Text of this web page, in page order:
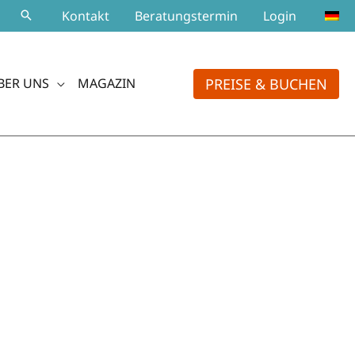
Kontakt Beratungstermin Login
UNS MAGAZIN PREISE & BUCHEN